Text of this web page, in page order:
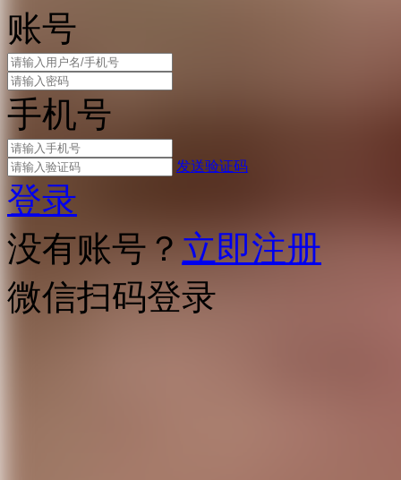
账号
手机号
发送验证码
登录
没有账号？ 立即注册
微信扫码登录